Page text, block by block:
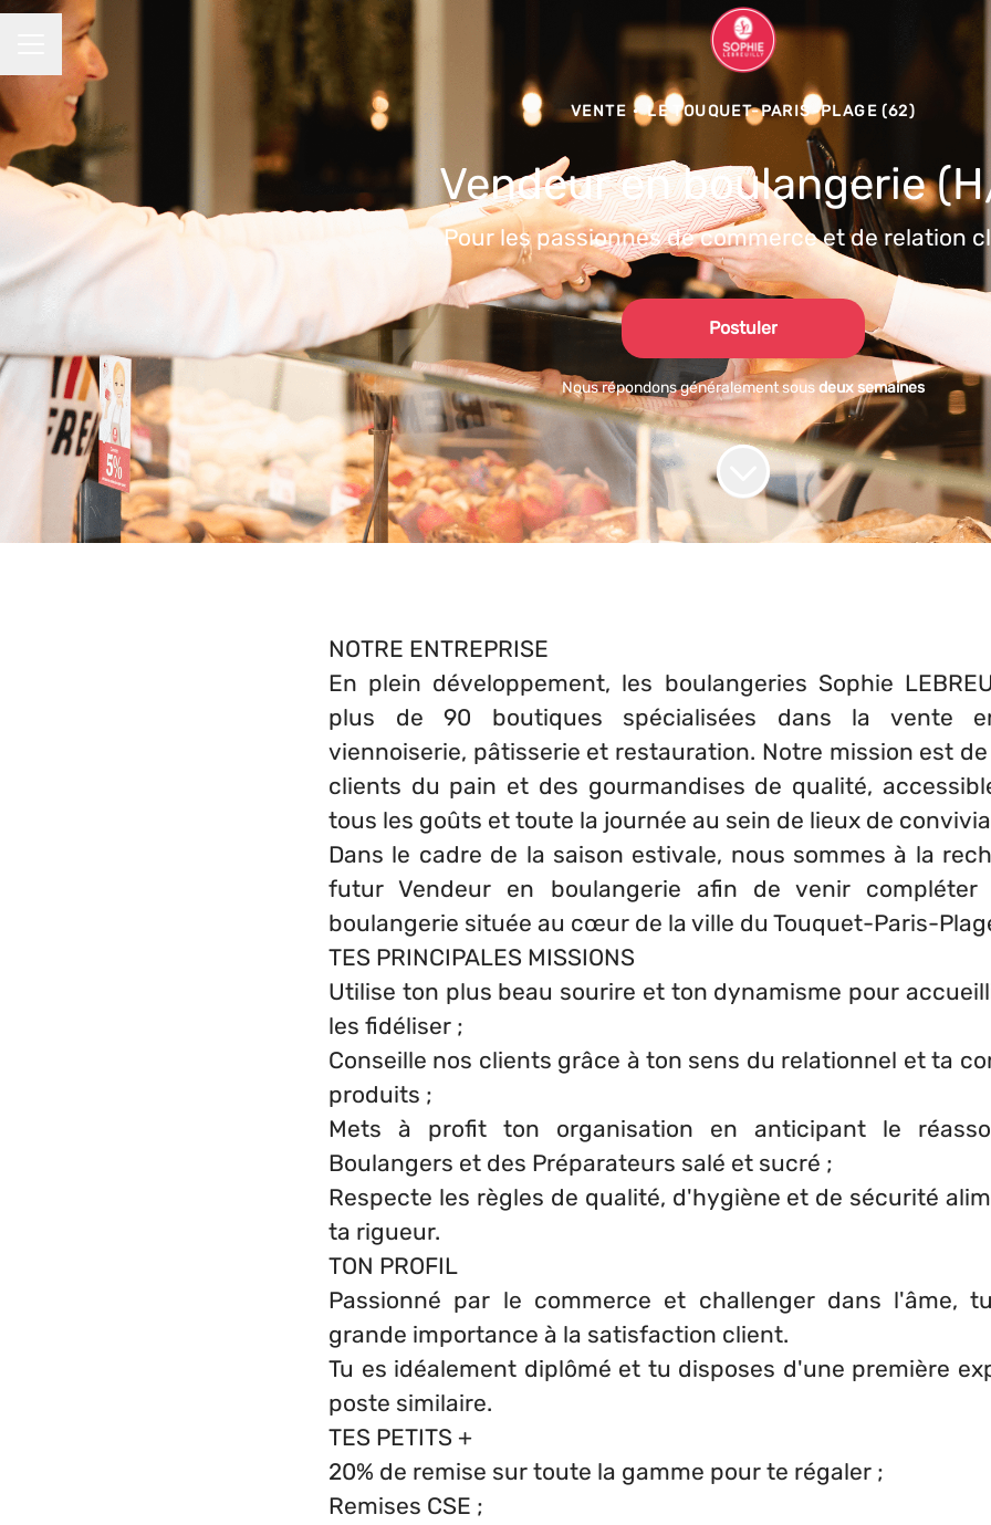
MENU CARRIÈRE
VENTE · LE TOUQUET-PARIS-PLAGE (62)
Vendeur en boulangerie
Pour les passionnés de commerce et de relation
Postuler
Nous répondons généralement sousdeux semaines
NOTRE ENTREPRISE
En plein développement, les boulangeries Sophie
plus de 90 boutiques spécialisées dans la vente
viennoiserie, pâtisserie et restauration. Notre mission est
clients du pain et des gourmandises de qualité,
tous les goûts et toute la journée au sein de lieux de
Dans le cadre de la saison estivale, nous sommes à la
futur Vendeur en boulangerie afin de venir
boulangerie située au cœur de la ville du Touquet-Paris-
TES PRINCIPALES MISSIONS
Utilise ton plus beau sourire et ton dynamisme pour
les fidéliser ;
Conseille nos clients grâce à ton sens du relationnel et ta
produits ;
Mets à profit ton organisation en anticipant le
Boulangers et des Préparateurs salé et sucré ;
Respecte les règles de qualité, d'hygiène et de sécurité
ta rigueur.
TON PROFIL
Passionné par le commerce et challenger dans l'âme,
grande importance à la satisfaction client.
Tu es idéalement diplômé et tu disposes d'une première
poste similaire.
TES PETITS +
20% de remise sur toute la gamme pour te régaler ;
Remises CSE ;